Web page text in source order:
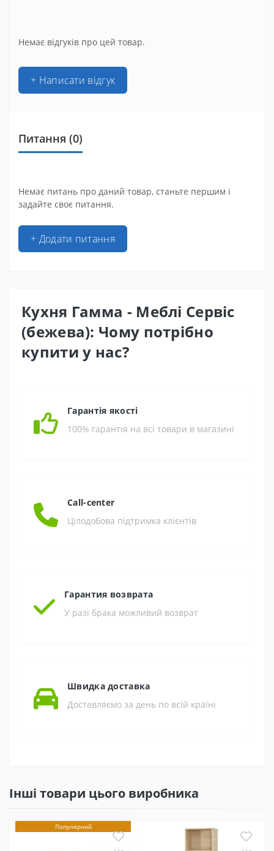
Немає відгуків про цей товар.
+ Написати відгук
Питання (0)
Немає питань про даний товар, станьте першим і
задайте своє питання.
+ Додати питання
Кухня Гамма - Меблі Сервіс
(бежева): Чому потрібно
купити у нас?
Гарантія якості
100% гарантія на всі товари в магазині
Call-center
Цілодобова підтримка клієнтів
Гарантия возврата
У разі брака можливий возврат
Швидка доставка
Доставляємо за день по всій країні
Інші товари цього виробника
Популярний